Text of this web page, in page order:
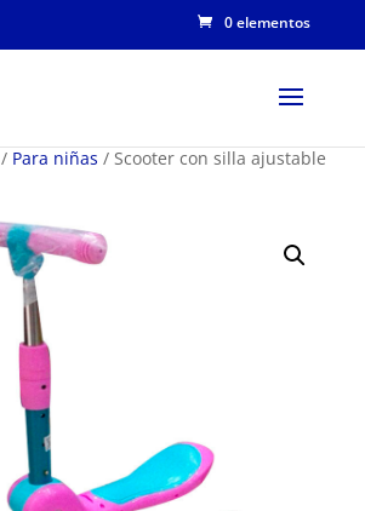
0 elementos
/ Para niñas / Scooter con silla ajustable